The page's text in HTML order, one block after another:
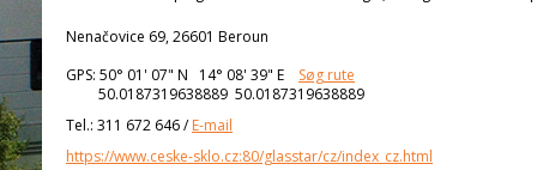
Nenačovice 69, 26601 Beroun
GPS: 50° 01' 07" N 14° 08' 39" E
Søg rute
50.0187319638889 50.0187319638889
Tel.: 311 672 646/E-mail
https://www.ceske-sklo.cz:80/glasstar/cz/index_cz.html